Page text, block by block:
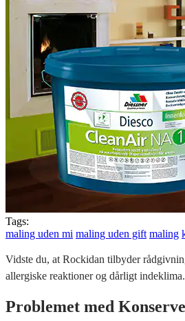
Tags:
maling uden mi maling uden gift maling
Vidste du, at Rockidan tilbyder
allergiske reaktioner og dårligt indeklima.
Problemet med